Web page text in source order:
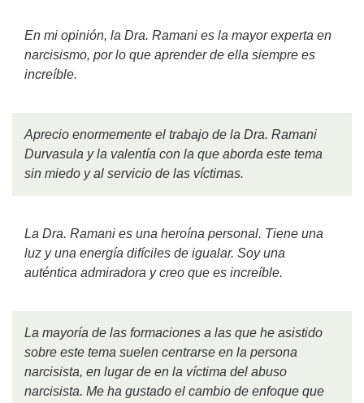
En mi opinión, la Dra. Ramani es la mayor experta en
narcisismo, por lo que aprender de ella siempre es
increíble.
Aprecio enormemente el trabajo de la Dra. Ramani
Durvasula y la valentía con la que aborda este tema
sin miedo y al servicio de las víctimas.
La Dra. Ramani es una heroína personal. Tiene una
luz y una energía difíciles de igualar. Soy una
auténtica admiradora y creo que es increíble.
La mayoría de las formaciones a las que he asistido
sobre este tema suelen centrarse en la persona
narcisista, en lugar de en la víctima del abuso
narcisista. Me ha gustado el cambio de enfoque que